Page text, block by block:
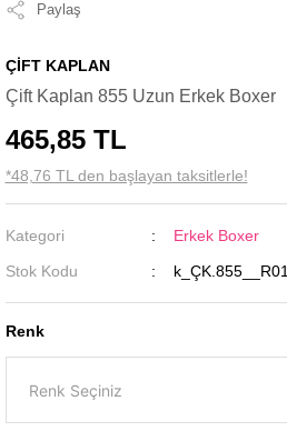
Paylaş
ÇİFT KAPLAN
Çift Kaplan 855 Uzun Erkek Boxer
465,85 TL
*48,76 TL den başlayan taksitlerle!
Kategori
Erkek Boxer
Stok Kodu
k_ÇK.855__R01
Renk